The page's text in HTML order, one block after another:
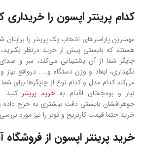
کدام پرینتر اپسون را خریداری
مهمترین پارامترهای انتخاب یک پرینتر را برایتان
هستند که بایستی پیش از خرید درنظر
چاپگر شما از آن پشتیبانی می‌کند، سر و
نگهداری، ابعاد و وزن دستگاه و… . درواقع
می‌کند کدام مدل و کدام نوع از چاپگرها برای شما
نیاز و بودجه‌تان اقدام بهخرید پرینتر کنید.
جوهرافشان بایستی دقت بیشتری به خرج داده
خرید حتما قیمت کارتریج و تونر را نیز مورد
خرید پرینتر اپسون از فروشگاه